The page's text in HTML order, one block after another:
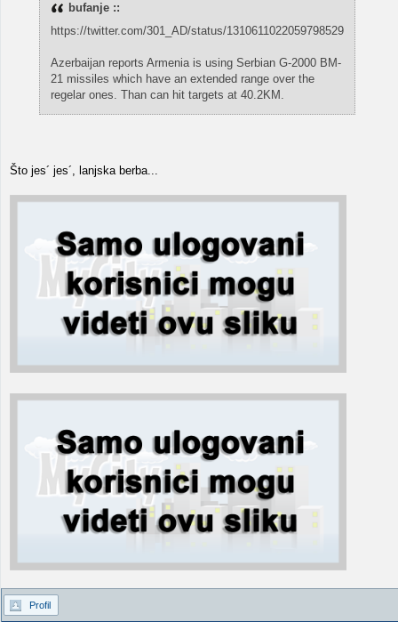
bufanje ::
https://twitter.com/301_AD/status/1310611022059798529
Azerbaijan reports Armenia is using Serbian G-2000 BM-
21 missiles which have an extended range over the
regelar ones. Than can hit targets at 40.2KM.
Što jes´ jes´, lanjska berba...
Profil